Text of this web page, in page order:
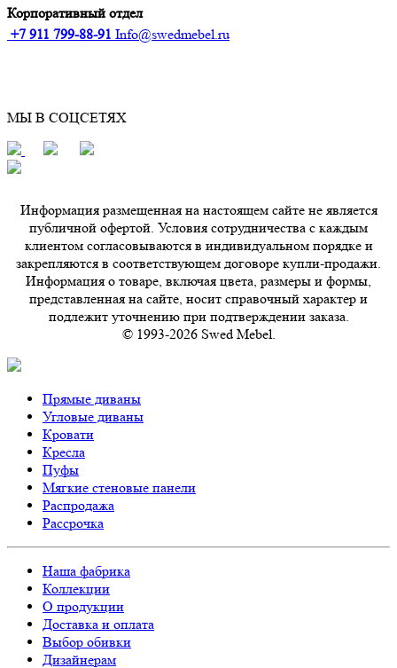
Корпоративный отдел
+7 911 799-88-91‬ Info@swedmebel.ru
МЫ В СОЦСЕТЯХ
Информация размещенная на настоящем сайте не является
публичной офертой. Условия сотрудничества с каждым
клиентом согласовываются в индивидуальном порядке и
закрепляются в соответствующем договоре купли-продажи.
Информация о товаре, включая цвета, размеры и формы,
представленная на сайте, носит справочный характер и
подлежит уточнению при подтверждении заказа.
© 1993-2026 Swed Mebel.
Прямые диваны
Угловые диваны
Кровати
Кресла
Пуфы
Мягкие стеновые панели
Распродажа
Рассрочка
Наша фабрика
Коллекции
О продукции
Доставка и оплата
Выбор обивки
Дизайнерам